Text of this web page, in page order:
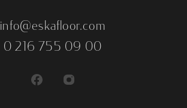
info@eskafloor.com
0 216 755 09 00